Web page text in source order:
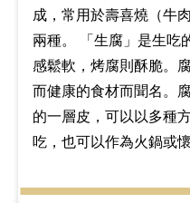
成，常用於壽喜燒（牛
兩種。 「生腐」是生吃
感鬆軟，烤腐則酥脆。
而健康的食材而聞名。
的一層皮，可以以多種
吃，也可以作為火鍋或